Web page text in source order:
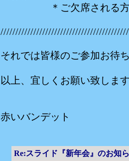
＊ご欠席される方も
それでは皆様のご参加お待
以上、宜しくお願い致しま
赤いバンデット
Re:スライド『新年会』のお知